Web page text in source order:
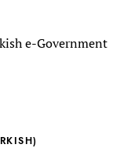
e-Government